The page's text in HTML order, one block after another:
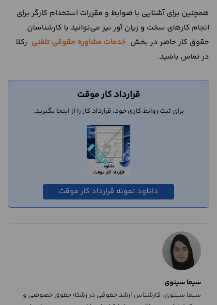
همچنین برای آشنایی با ضوابط و مقررات استخدام کارگر برای
انجام کارهای سخت و زیان آور نیز می‌توانید با کارشناسان
حقوق کار حاضر در بخش خدمات مشاوره حقوقی تلفنی رکلا
در تماس باشید.
قرارداد کار موقت
برای ثبت روابط کاری خود، قرارداد کار را از اینجا بگیرید.
دانلود نمونه قرارداد کار موقت
سیما سینوی
سیما سینوی، کارشناس ارشد حقوقی در رشته حقوق خصوصی و